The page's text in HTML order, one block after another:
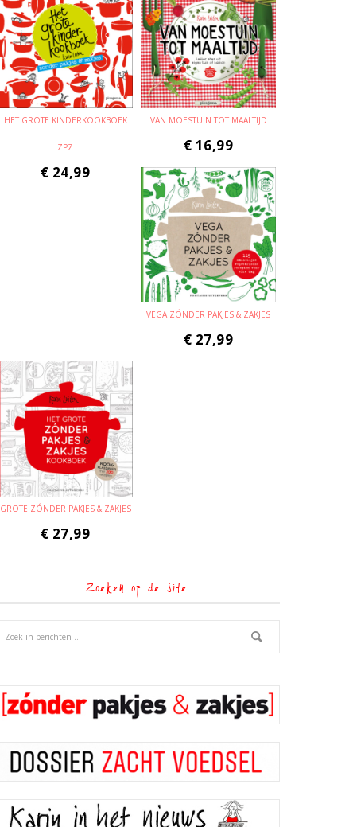
HET GROTE KINDERKOOKBOEK
ZPZ
€ 24,99
VAN MOESTUIN TOT MAALTIJD
€ 16,99
VEGA ZÓNDER PAKJES & ZAKJES
€ 27,99
GROTE ZÓNDER PAKJES & ZAKJES
€ 27,99
Zoeken op de site